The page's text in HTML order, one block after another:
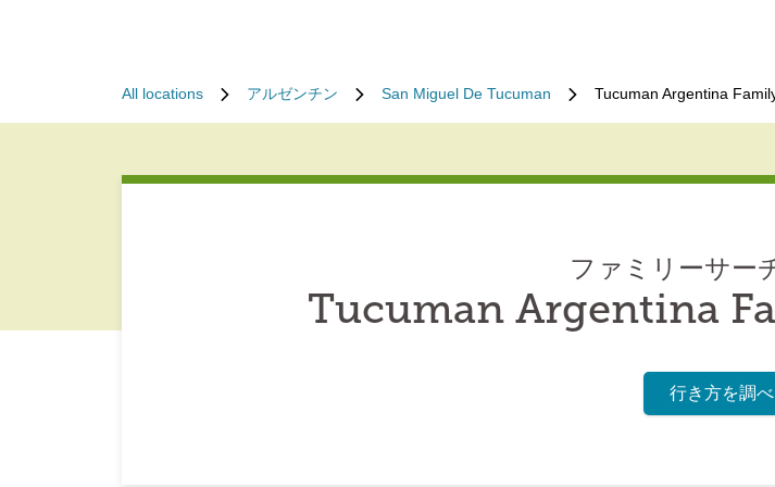
All locations アルゼンチン San Miguel De Tucuman Tucuman Argentina
ファミリーサー
Tucuman Argentina
行き方を調